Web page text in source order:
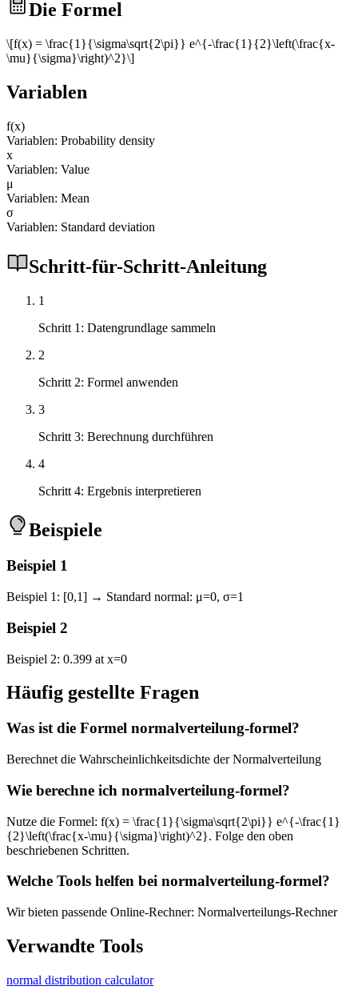
Die Formel
\[f(x) = \frac{1}{\sigma\sqrt{2\pi}} e^{-\frac{1}{2}\left(\frac{x-
\mu}{\sigma}\right)^2}\]
Variablen
f(x)
Variablen: Probability density
x
Variablen: Value
μ
Variablen: Mean
σ
Variablen: Standard deviation
Schritt-für-Schritt-Anleitung
1
Schritt 1: Datengrundlage sammeln
2
Schritt 2: Formel anwenden
3
Schritt 3: Berechnung durchführen
4
Schritt 4: Ergebnis interpretieren
Beispiele
Beispiel 1
Beispiel 1: [0,1] → Standard normal: μ=0, σ=1
Beispiel 2
Beispiel 2: 0.399 at x=0
Häufig gestellte Fragen
Was ist die Formel normalverteilung-formel?
Berechnet die Wahrscheinlichkeitsdichte der Normalverteilung
Wie berechne ich normalverteilung-formel?
Nutze die Formel: f(x) = \frac{1}{\sigma\sqrt{2\pi}} e^{-\frac{1}
{2}\left(\frac{x-\mu}{\sigma}\right)^2}. Folge den oben
beschriebenen Schritten.
Welche Tools helfen bei normalverteilung-formel?
Wir bieten passende Online-Rechner: Normalverteilungs-Rechner
Verwandte Tools
normal distribution calculator